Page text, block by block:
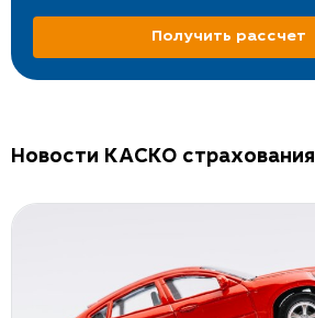
Получить рассчет
Новости КАСКО страхования